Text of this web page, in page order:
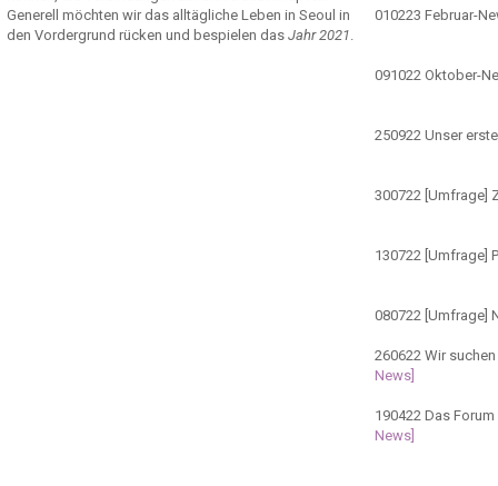
Generell möchten wir das alltägliche Leben in Seoul in
den Vordergrund rücken und bespielen das Jahr 2021.
010223 Februar-
091022 Oktober-
250922 Unser
300722 [Umfrage]
130722 [Umfrage]
080722 [Umfrage]
260622 Wir
News]
190422 Das
News]